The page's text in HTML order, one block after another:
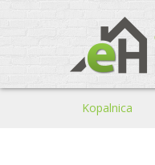
Kopalnica